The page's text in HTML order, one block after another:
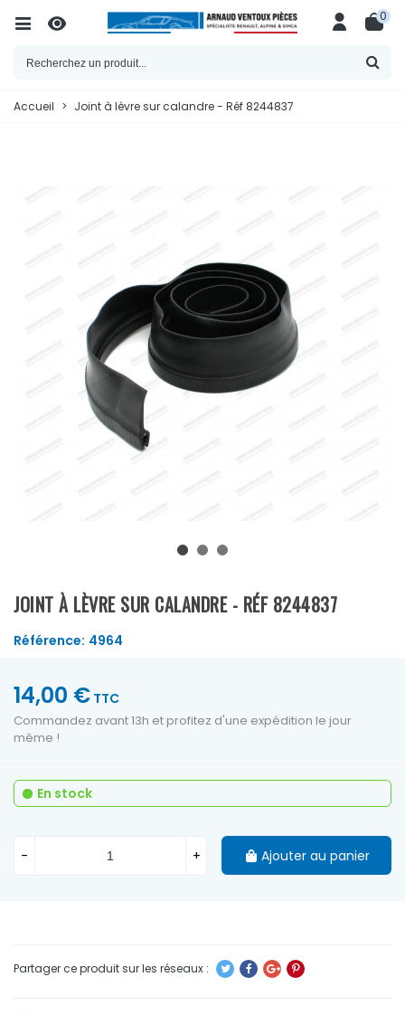
0
Accueil > Joint à lèvre sur calandre - Réf 8244837
JOINT À LÈVRE SUR CALANDRE - RÉF 8244837
Référence: 4964
14,00 € TTC
Commandez avant 13h et profitez d'une expédition le jour
même !
En stock
- + Ajouter au panier